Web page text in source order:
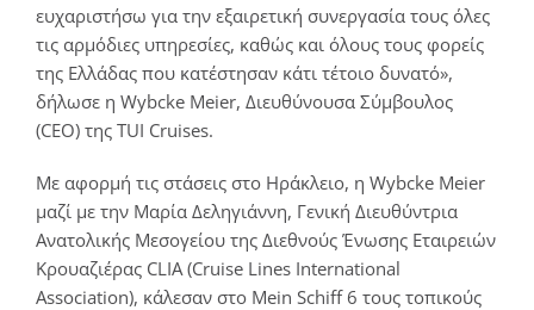
ευχαριστήσω για την εξαιρετική συνεργασία τους όλες
τις αρμόδιες υπηρεσίες, καθώς και όλους τους φορείς
της Ελλάδας που κατέστησαν κάτι τέτοιο δυνατό»,
δήλωσε η Wybcke Meier, Διευθύνουσα Σύμβουλος
(CEO) της TUI Cruises.
Με αφορμή τις στάσεις στο Ηράκλειο, η Wybcke Meier
μαζί με την Μαρία Δεληγιάννη, Γενική Διευθύντρια
Ανατολικής Μεσογείου της Διεθνούς Ένωσης Εταιρειών
Κρουαζιέρας CLIA (Cruise Lines International
Association), κάλεσαν στο Mein Schiff 6 τους τοπικούς